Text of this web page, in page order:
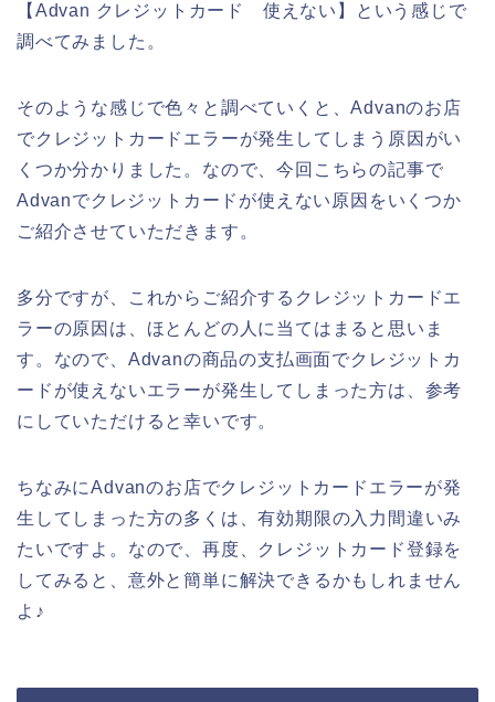
【Advan クレジットカード 使えない】という感じで
調べてみました。
そのような感じで色々と調べていくと、Advanのお店
でクレジットカードエラーが発生してしまう原因がい
くつか分かりました。なので、今回こちらの記事で
Advanでクレジットカードが使えない原因をいくつか
ご紹介させていただきます。
多分ですが、これからご紹介するクレジットカードエ
ラーの原因は、ほとんどの人に当てはまると思いま
す。なので、Advanの商品の支払画面でクレジットカ
ードが使えないエラーが発生してしまった方は、参考
にしていただけると幸いです。
ちなみにAdvanのお店でクレジットカードエラーが発
生してしまった方の多くは、有効期限の入力間違いみ
たいですよ。なので、再度、クレジットカード登録を
してみると、意外と簡単に解決できるかもしれません
よ♪